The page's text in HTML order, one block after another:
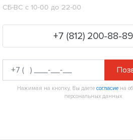
СБ-ВС с 10-00 до 22-00
+7 (812) 200-88-89
Нажимая на кнопку, Вы даете согласиена
персональных данных